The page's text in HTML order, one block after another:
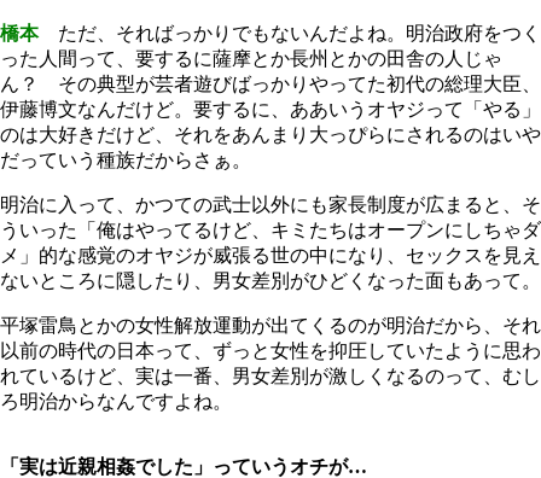
橋本ただ、そればっかりでもないんだよね。明治政府をつく
った人間って、要するに薩摩とか長州とかの田舎の人じゃ
ん？ その典型が芸者遊びばっかりやってた初代の総理大臣、
伊藤博文なんだけど。要するに、ああいうオヤジって「やる」
のは大好きだけど、それをあんまり大っぴらにされるのはいや
だっていう種族だからさぁ。
明治に入って、かつての武士以外にも家長制度が広まると、そ
ういった「俺はやってるけど、キミたちはオープンにしちゃダ
メ」的な感覚のオヤジが威張る世の中になり、セックスを見え
ないところに隠したり、男女差別がひどくなった面もあって。
平塚雷鳥とかの女性解放運動が出てくるのが明治だから、それ
以前の時代の日本って、ずっと女性を抑圧していたように思わ
れているけど、実は一番、男女差別が激しくなるのって、むし
ろ明治からなんですよね。
「実は近親相姦でした」っていうオチが…